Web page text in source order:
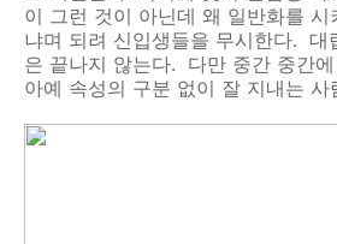
이 그런 것이 아닌데 왜 일반화를
냐며 되려 신입생들을 무시한다. 대
은 끝나지 않는다. 다만 중간 중간
아예 속성의 구분 없이 잘 지내는 사